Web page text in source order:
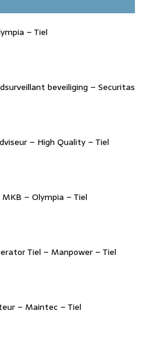
– Tiel
beveiliging – Securitas
– High Quality – Tiel
– Olympia – Tiel
Tiel – Manpower – Tiel
– Maintec – Tiel